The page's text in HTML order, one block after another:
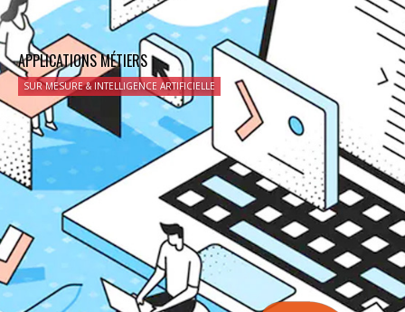
APPLICATIONS MÉTIERS
SUR MESURE & INTELLIGENCE ARTIFICIELLE